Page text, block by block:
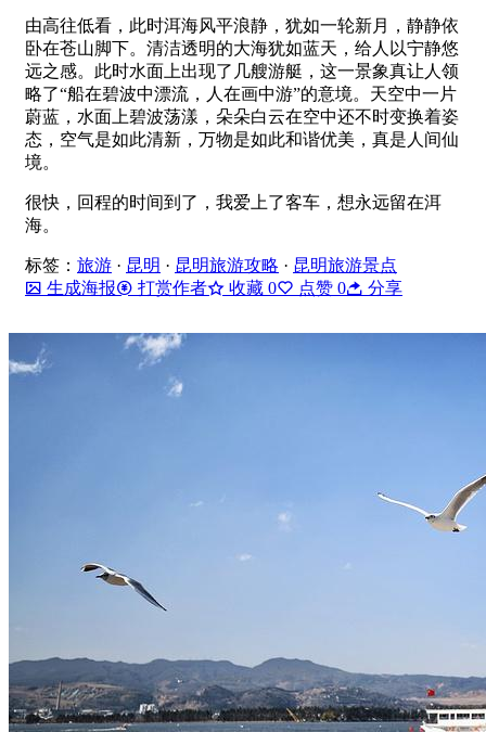
由高往低看，此时洱海风平浪静，犹如一轮新月，静静依
卧在苍山脚下。清洁透明的大海犹如蓝天，给人以宁静悠
远之感。此时水面上出现了几艘游艇，这一景象真让人领
略了“船在碧波中漂流，人在画中游”的意境。天空中一片
蔚蓝，水面上碧波荡漾，朵朵白云在空中还不时变换着姿
态，空气是如此清新，万物是如此和谐优美，真是人间仙
境。
很快，回程的时间到了，我爱上了客车，想永远留在洱
海。
标签： 旅游 · 昆明 · 昆明旅游攻略 · 昆明旅游景点
生成海报
打赏作者 收藏 0 点赞 0 分享